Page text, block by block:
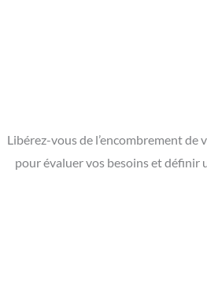
Libérez-vous de l’encombrement
pour évaluer vos besoins et définir